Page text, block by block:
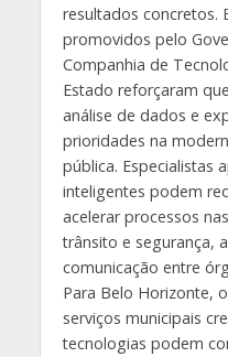
resultados concretos.
promovidos pelo
Companhia de
Estado reforçaram
análise de dados e
prioridades na
pública. Especialistas
inteligentes podem
acelerar processos
trânsito e segurança,
comunicação entre
Para Belo Horizonte,
serviços municipais
tecnologias podem